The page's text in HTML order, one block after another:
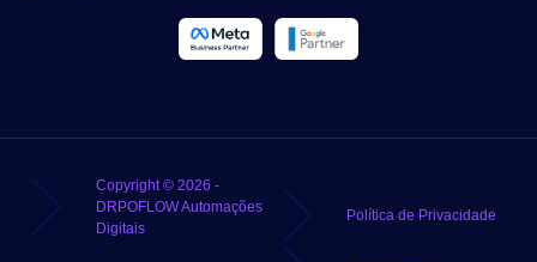
Copyright © 2026 -
DRPOFLOW Automações
Digitais
Política de Privacidade